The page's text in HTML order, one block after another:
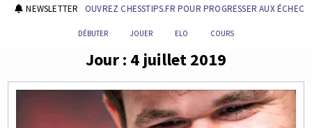
NEWSLETTERDÉCOUVREZ CHESSTIPS.FR POUR PROGRESSER AUX ÉCHECS !
DÉBUTER JOUER ELO COURS
Jour : 4 juillet 2019